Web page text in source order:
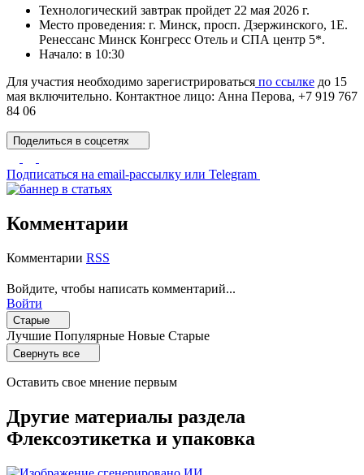
Технологический завтрак пройдет 22 мая 2026 г.
Место проведения: г. Минск, просп. Дзержинского, 1Е.
Ренессанс Минск Конгресс Отель и СПА центр 5*.
Начало: в 10:30
Для участия необходимо зарегистрироваться по ссылке до 15
мая включительно. Контактное лицо: Анна Перова, +7 919 767
84 06
Поделиться в соцсетях
Подписаться на email-рассылку или Telegram
Комментарии
Комментарии RSS
Войдите, чтобы написать комментарий...
Войти
Старые
Лучшие Популярные Новые Старые
Свернуть все
Оставить свое мнение первым
Другие материалы раздела
Флексоэтикетка и упаковка